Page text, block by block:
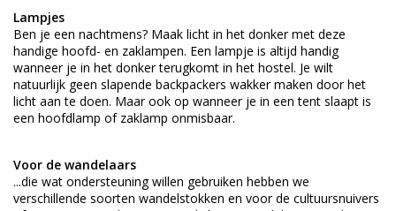
Lampjes
Ben je een nachtmens? Maak licht in het donker met deze
handige hoofd- en zaklampen. Een lampje is altijd handig
wanneer je in het donker terugkomt in het hostel. Je wilt
natuurlijk geen slapende backpackers wakker maken door het
licht aan te doen. Maar ook op wanneer je in een tent slaapt is
een hoofdlamp of zaklamp onmisbaar.
Voor de wandelaars
...die wat ondersteuning willen gebruiken hebben we
verschillende soorten wandelstokken en voor de cultuursnuivers